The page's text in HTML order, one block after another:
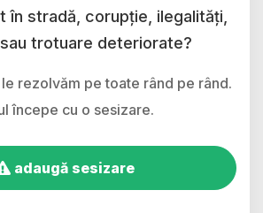
în stradă, corupție, ilegalități,
trotuare deteriorate?
le rezolvăm pe toate rând pe rând.
începe cu o sesizare.
adaugă sesizare